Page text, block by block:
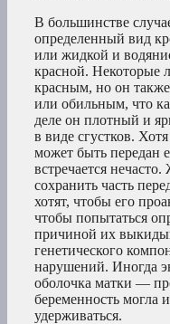
В большинстве
определенный вид
или жидкой и
красной. Некоторые
красным, но он
или обильным, что
деле он плотный и
в виде сгустков.
может быть передан
встречается
сохранить часть
хотят, чтобы его
чтобы попытаться
причиной их
генетического
нарушений. Иногда
оболочка матки —
беременность могла
удерживаться.